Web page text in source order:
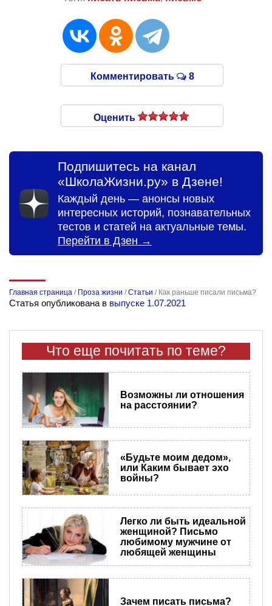
Комментировать 8
Оценить
Подпишитесь на канал
«ШколаЖизни.ру» в Дзене!
Каждый день — анонсы новых
интересных историй, познавательных
тестов и статей на актуальные темы.
Перейти в Дзен →
Главная страница / Проза жизни /Статьи / Как раньше писали письма?
Статья опубликована в выпуске 1.07.2021
Что еще почитать по теме?
Возможны ли отношения
на расстоянии?
«Будьте моим дедом»,
или Каким бывает эхо
войны?
Легко ли быть идеальной
женщиной? Письмо
любимому мужчине от
любящей женщины
Зачем писать письма?